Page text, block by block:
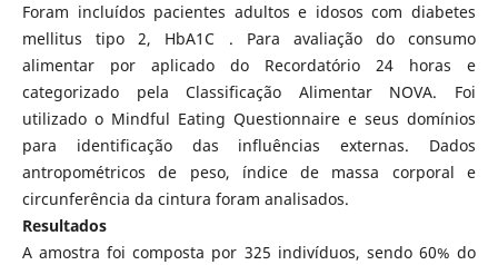
Foram incluídos pacientes adultos e idosos com diabetes
mellitus tipo 2, HbA1C . Para avaliação do consumo
alimentar por aplicado do Recordatório 24 horas e
categorizado pela Classificação Alimentar NOVA. Foi
utilizado o Mindful Eating Questionnaire e seus domínios
para identificação das influências externas. Dados
antropométricos de peso, índice de massa corporal e
circunferência da cintura foram analisados.
Resultados
A amostra foi composta por 325 indivíduos, sendo 60% do